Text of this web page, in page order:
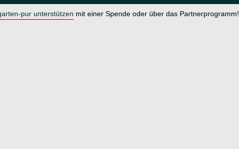
pur unterstützen mit einer Spende oder über das Partnerprogramm!